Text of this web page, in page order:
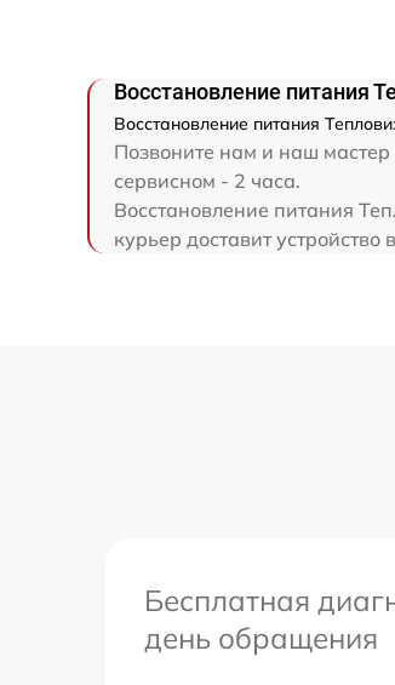
Восстановление питания
Восстановление питания
Позвоните нам и наш мастер
сервисном - 2 часа.
Восстановление питания
курьер доставит
Бесплатная
день обращения